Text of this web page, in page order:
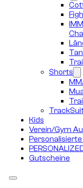
Shorts
Kids
Verein/Gym
Gutscheine